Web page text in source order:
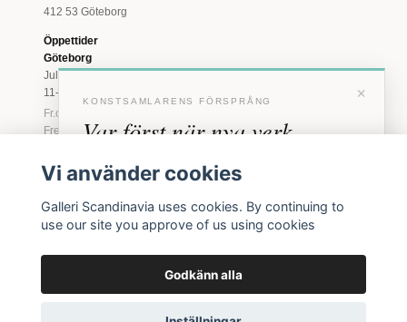
412 53 Göteborg
Öppettider
Göteborg
Juli: Tis 11-18 · Lör
11-16
Fr.o.m. augusti: Tis-
Fre 11-18 · Lör 11-
Marstrand
2026
Tis-Fre 11-18 ·
×
KONSTSAMLARENS FÖRSPRÅNG
Var först när nya verk
anländer
inbjudningar till vernissage, innan vi annonserar
offentligt.
Inga erbjudanden. Bara konst som faktiskt säljs.
Vi använder cookies
Galleri Scandinavia uses cookies. By continuing to
use our site you approve of us using cookies
Godkänn alla